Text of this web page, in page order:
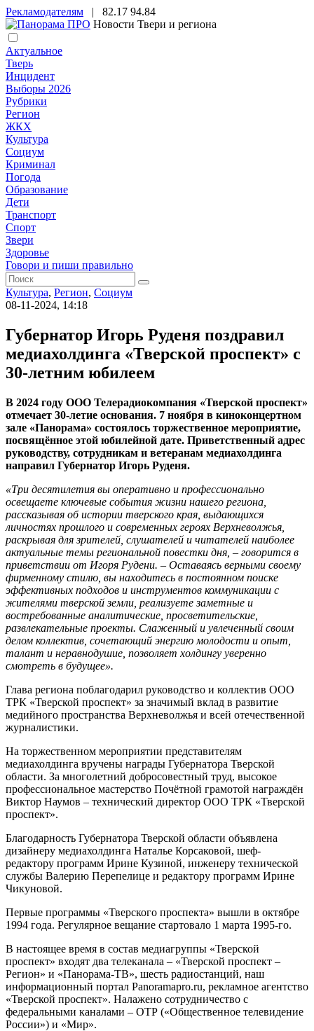
Рекламодателям | 82.17 94.84
Новости Твери и региона
Актуальное
Тверь
Инцидент
Выборы 2026
Рубрики
Регион
ЖКХ
Культура
Социум
Криминал
Погода
Образование
Дети
Транспорт
Спорт
Звери
Здоровье
Говори и пиши правильно
Культура, Регион, Социум
08-11-2024, 14:18
Губернатор Игорь Руденя поздравил
медиахолдинга «Тверской проспект» с
30-летним юбилеем
В 2024 году ООО Телерадиокомпания «Тверской проспект»
отмечает 30-летие основания. 7 ноября в киноконцертном
зале «Панорама» состоялось торжественное мероприятие,
посвящённое этой юбилейной дате. Приветственный адрес
руководству, сотрудникам и ветеранам медиахолдинга
направил Губернатор Игорь Руденя.
«Три десятилетия вы оперативно и профессионально
освещаете ключевые события жизни нашего региона,
рассказывая об истории тверского края, выдающихся
личностях прошлого и современных героях Верхневолжья,
раскрывая для зрителей, слушателей и читателей наиболее
актуальные темы региональной повестки дня, – говорится в
приветствии от Игоря Рудени. – Оставаясь верными своему
фирменному стилю, вы находитесь в постоянном поиске
эффективных подходов и инструментов коммуникации с
жителями тверской земли, реализуете заметные и
востребованные аналитические, просветительские,
развлекательные проекты. Слаженный и увлеченный своим
делом коллектив, сочетающий энергию молодости и опыт,
талант и неравнодушие, позволяет холдингу уверенно
смотреть в будущее».
Глава региона поблагодарил руководство и коллектив ООО
ТРК «Тверской проспект» за значимый вклад в развитие
медийного пространства Верхневолжья и всей отечественной
журналистики.
На торжественном мероприятии представителям
медиахолдинга вручены награды Губернатора Тверской
области. За многолетний добросовестный труд, высокое
профессиональное мастерство Почётной грамотой награждён
Виктор Наумов – технический директор ООО ТРК «Тверской
проспект».
Благодарность Губернатора Тверской области объявлена
дизайнеру медиахолдинга Наталье Корсаковой, шеф-
редактору программ Ирине Кузиной, инженеру технической
службы Валерию Перепелице и редактору программ Ирине
Чикуновой.
Первые программы «Тверского проспекта» вышли в октябре
1994 года. Регулярное вещание стартовало 1 марта 1995-го.
В настоящее время в состав медиагруппы «Тверской
проспект» входят два телеканала – «Тверской проспект –
Регион» и «Панорама-ТВ», шесть радиостанций, наш
информационный портал Panoramapro.ru, рекламное агентство
«Тверской проспект». Налажено сотрудничество с
федеральными каналами – ОТР («Общественное телевидение
России») и «Мир».